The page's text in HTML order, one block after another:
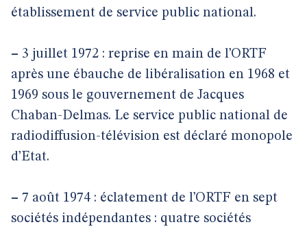
établissement de service public national.
– 3 juillet 1972 : reprise en main de l’ORTF
après une ébauche de libéralisation en 1968 et
1969 sous le gouvernement de Jacques
Chaban-Delmas. Le service public national de
radiodiffusion-télévision est déclaré monopole
d’Etat.
– 7 août 1974 : éclatement de l’ORTF en sept
sociétés indépendantes : quatre sociétés